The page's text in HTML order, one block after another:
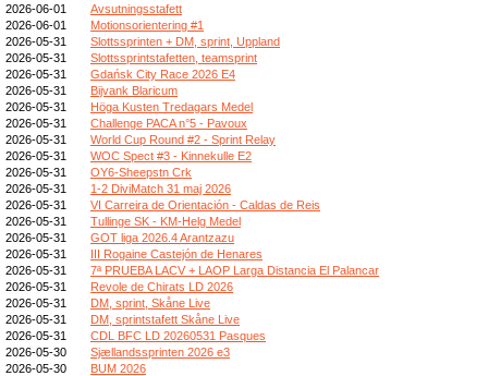
2026-06-01
Avsutningsstafett
2026-06-01
Motionsorientering #1
2026-05-31
Slottssprinten + DM, sprint, Uppland
2026-05-31
Slottssprintstafetten, teamsprint
2026-05-31
Gdańsk City Race 2026 E4
2026-05-31
Bijvank Blaricum
2026-05-31
Höga Kusten Tredagars Medel
2026-05-31
Challenge PACA n°5 - Pavoux
2026-05-31
World Cup Round #2 - Sprint Relay
2026-05-31
WOC Spect #3 - Kinnekulle E2
2026-05-31
OY6-Sheepstn Crk
2026-05-31
1-2 DiviMatch 31 maj 2026
2026-05-31
VI Carreira de Orientación - Caldas de Reis
2026-05-31
Tullinge SK - KM-Helg Medel
2026-05-31
GOT liga 2026.4 Arantzazu
2026-05-31
III Rogaine Castejón de Henares
2026-05-31
7ª PRUEBA LACV + LAOP Larga Distancia El Palancar
2026-05-31
Revole de Chirats LD 2026
2026-05-31
DM, sprint, Skåne Live
2026-05-31
DM, sprintstafett Skåne Live
2026-05-31
CDL BFC LD 20260531 Pasques
2026-05-30
Sjællandssprinten 2026 e3
2026-05-30
BUM 2026